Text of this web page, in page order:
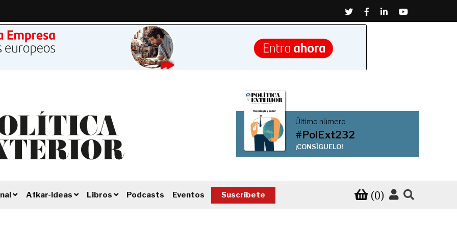
TwitterFacebook
LinkedinYoutube
Último número
#PolExt232
¡CONSÍGUELO!
Afkar-Ideas Libros Podcasts Eventos Suscríbete (0)